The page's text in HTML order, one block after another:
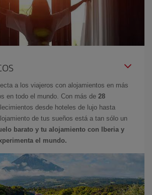
a los viajeros con alojamientos en más
en todo el mundo. Con más de 28
desde hoteles de lujo hasta
de tus sueños está a tan sólo un
barato y tu alojamiento con Iberia y
el mundo.